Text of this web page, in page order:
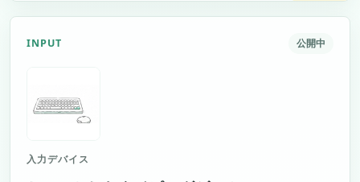
INPUT 公開中
入力デバイス